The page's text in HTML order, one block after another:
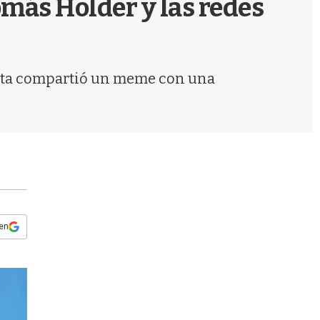
Holder y las redes
compartió un meme con una